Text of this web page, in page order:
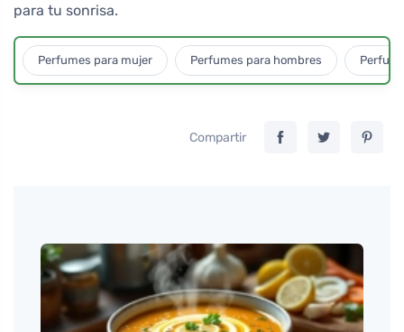
para tu sonrisa.
Perfumes para mujer Perfumes para hombres
Compartir